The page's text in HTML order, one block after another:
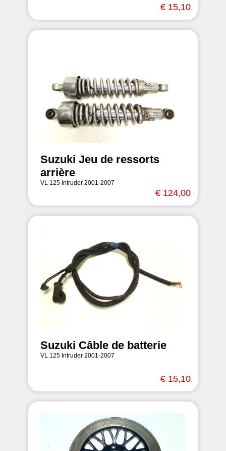
€ 15,10
Suzuki Jeu de ressorts
arrière
VL 125 Intruder 2001-2007
€ 124,00
Suzuki Câble de batterie
VL 125 Intruder 2001-2007
€ 15,10